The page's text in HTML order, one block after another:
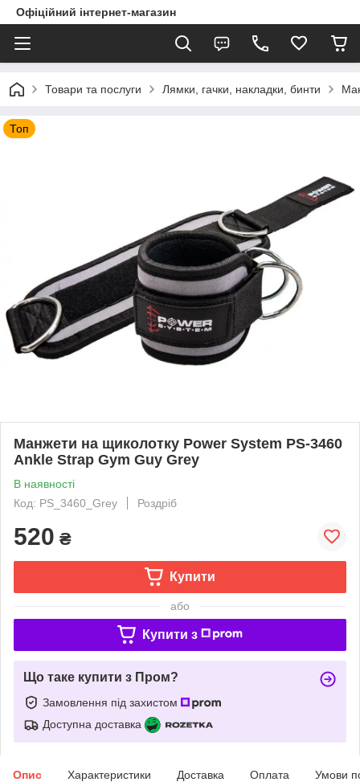
Офіційний інтернет-магазин
Товари та послуги Лямки, гачки, накладки, бинти
Топ
Манжети на щиколотку Power System PS-3460
Ankle Strap Gym Guy Grey
В наявності
Код: PS_3460_Grey
Роздріб
520 ₴
Купити
або
Купити з
Що таке купити з Пром?
Замовлення під захистом
Доступна доставка
Опис Характеристики Доставка Оплата Умови